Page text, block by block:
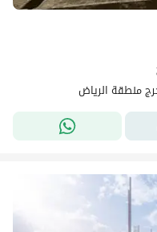
منطقة الرياض